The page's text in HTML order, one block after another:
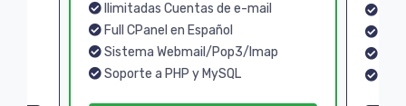
Ilimitadas Cuentas de e-mail
Full CPanel en Español
Sistema Webmail/Pop3/Imap
Soporte a PHP y MySQL